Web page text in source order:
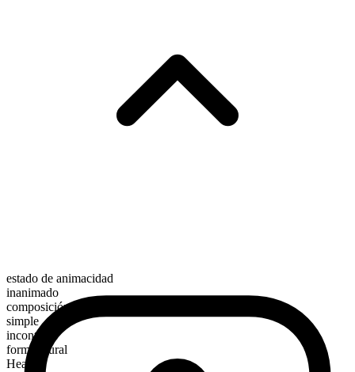
estado de animacidad
inanimado
composición morfológica
simple
incontable
forma plural
Hearts